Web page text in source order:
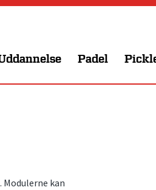
Padel
Modulerne kan